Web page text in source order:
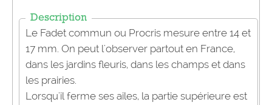
Description
Le Fadet commun ou Procris mesure entre 14 et
17 mm. On peut l'observer partout en France,
dans les jardins fleuris, dans les champs et dans
les prairies.
Lorsqu'il ferme ses ailes, la partie supérieure est